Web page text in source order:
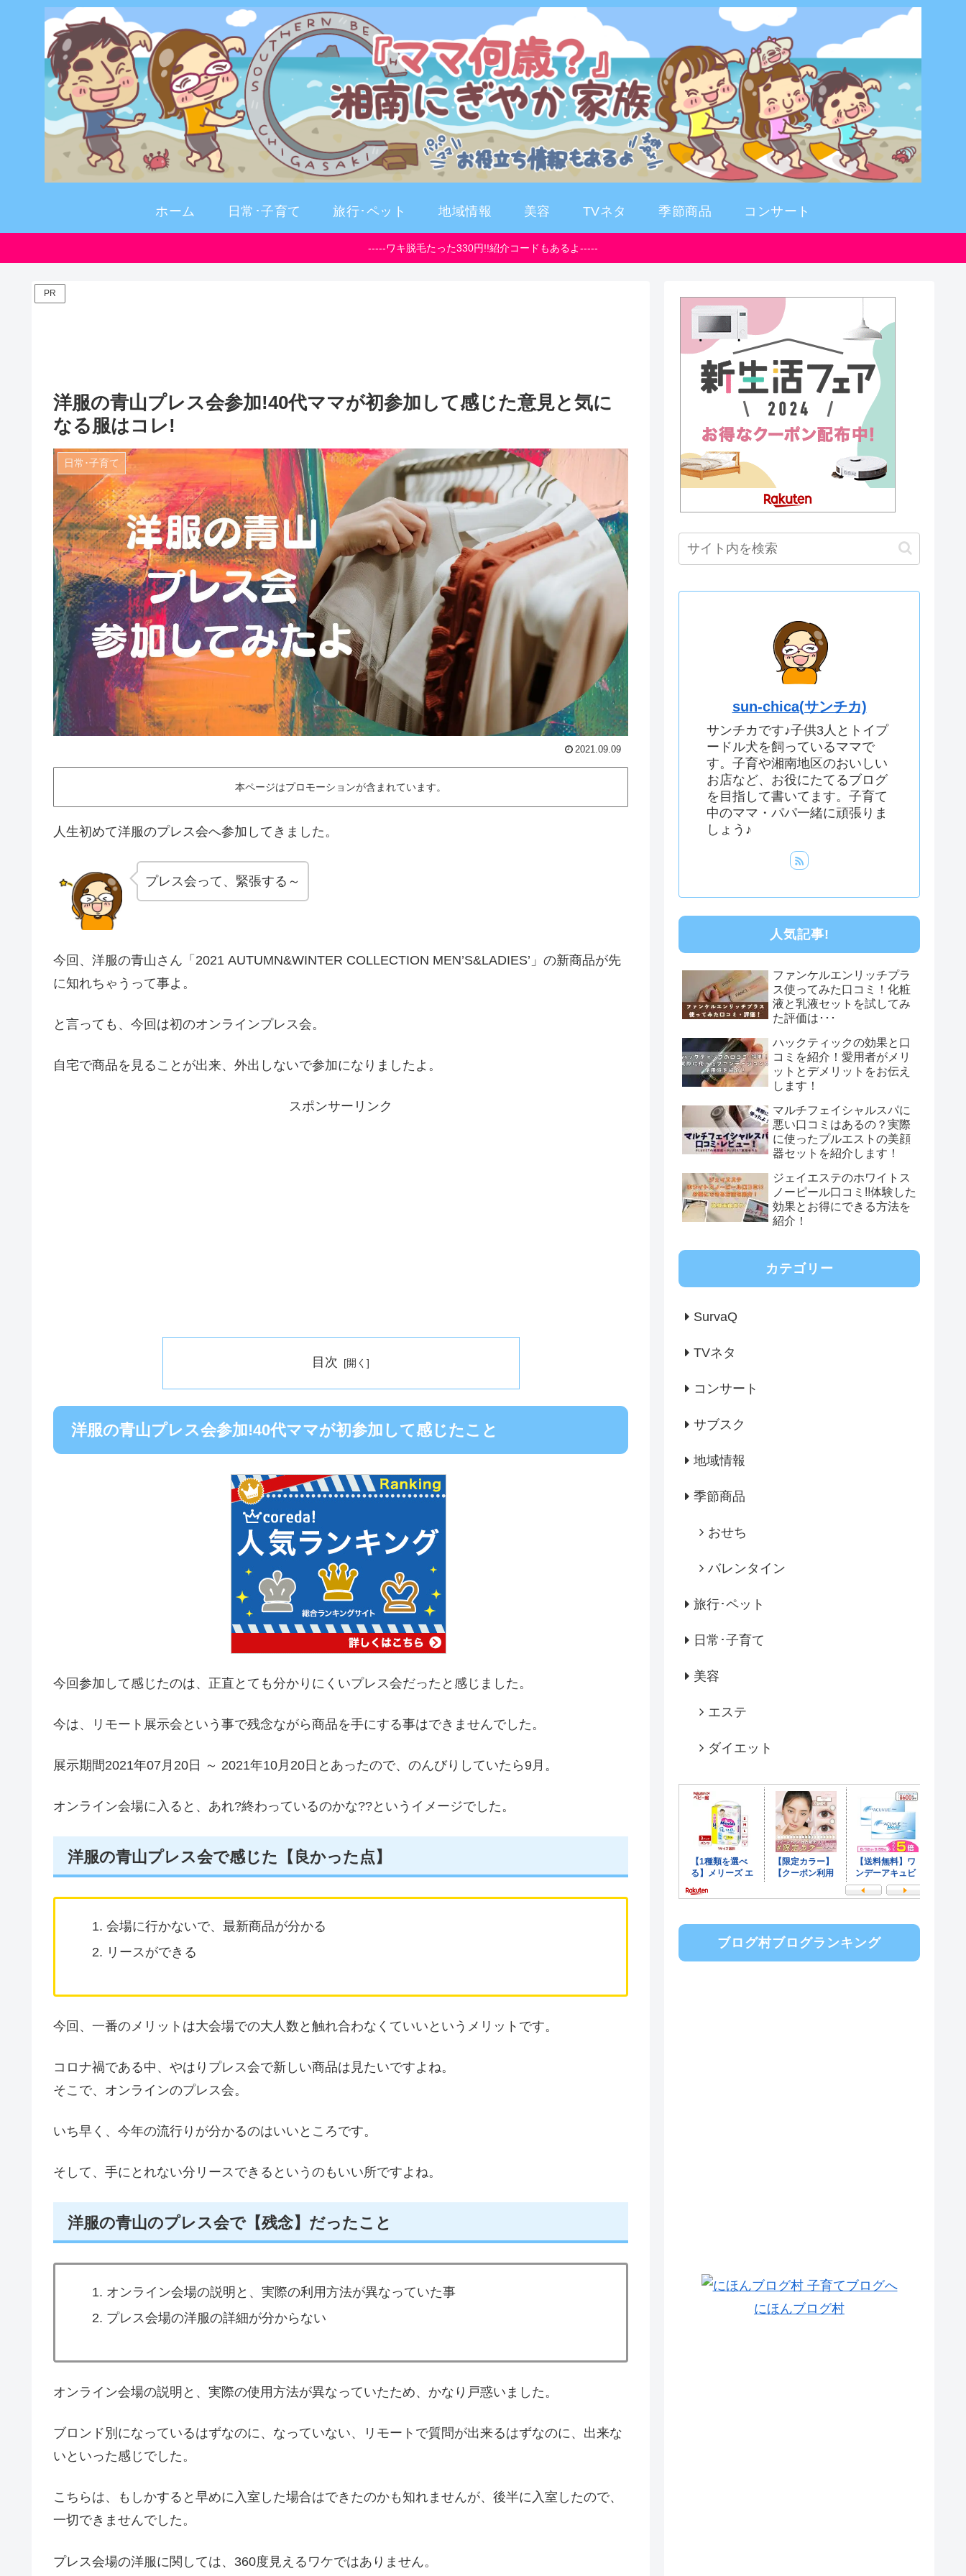
ホーム 日常･子育て 旅行･ペット 地域情報 美容 TVネタ 季節商品 コンサート
-----ワキ脱毛たった330円!!紹介コードもあるよ-----
PR
洋服の青山プレス会参加!40代ママが初参加して感じた意見と気に
なる服はコレ!
日常･子育て
2021.09.09
本ページはプロモーションが含まれています。
人生初めて洋服のプレス会へ参加してきました。
プレス会って、緊張する～
今回、洋服の青山さん「2021 AUTUMN&WINTER COLLECTION MEN’S&LADIES’」の新商品が先
に知れちゃうって事よ。
と言っても、今回は初のオンラインプレス会。
自宅で商品を見ることが出来、外出しないで参加になりましたよ。
スポンサーリンク
目次
洋服の青山プレス会参加!40代ママが初参加して感じたこと
今回参加して感じたのは、正直とても分かりにくいプレス会だったと感じました。
今は、リモート展示会という事で残念ながら商品を手にする事はできませんでした。
展示期間2021年07月20日 ～ 2021年10月20日とあったので、のんびりしていたら9月。
オンライン会場に入ると、あれ?終わっているのかな??というイメージでした。
洋服の青山プレス会で感じた【良かった点】
会場に行かないで、最新商品が分かる
リースができる
今回、一番のメリットは大会場での大人数と触れ合わなくていいというメリットです。
コロナ禍である中、やはりプレス会で新しい商品は見たいですよね。
そこで、オンラインのプレス会。
いち早く、今年の流行りが分かるのはいいところです。
そして、手にとれない分リースできるというのもいい所ですよね。
洋服の青山のプレス会で【残念】だったこと
オンライン会場の説明と、実際の利用方法が異なっていた事
プレス会場の洋服の詳細が分からない
オンライン会場の説明と、実際の使用方法が異なっていたため、かなり戸惑いました。
ブロンド別になっているはずなのに、なっていない、リモートで質問が出来るはずなのに、出来な
いといった感じでした。
こちらは、もしかすると早めに入室した場合はできたのかも知れませんが、後半に入室したので、
一切できませんでした。
プレス会場の洋服に関しては、360度見えるワケではありません。
sun-chica(サンチカ)
サンチカです♪子供3人とトイプ
ードル犬を飼っているママで
す。子育や湘南地区のおいしい
お店など、お役にたてるブログ
を目指して書いてます。子育て
中のママ・パパ一緒に頑張りま
しょう♪
人気記事!
ファンケルエンリッチプラ
ス使ってみた口コミ！化粧
液と乳液セットを試してみ
た評価は･･･
ハックティックの効果と口
コミを紹介！愛用者がメリ
ットとデメリットをお伝え
します！
マルチフェイシャルスパに
悪い口コミはあるの？実際
に使ったプルエストの美顔
器セットを紹介します！
ジェイエステのホワイトス
ノーピール口コミ!!体験した
効果とお得にできる方法を
紹介！
カテゴリー
SurvaQ
TVネタ
コンサート
サブスク
地域情報
季節商品
おせち
バレンタイン
旅行･ペット
日常･子育て
美容
エステ
ダイエット
ブログ村ブログランキング
にほんブログ村